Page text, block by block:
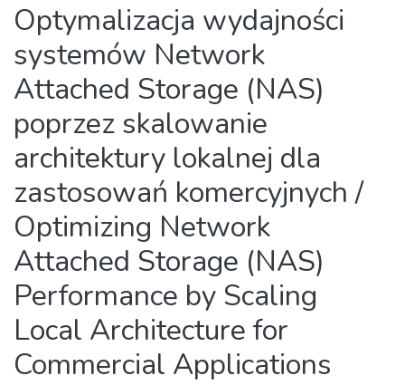
Optymalizacja wydajności
systemów Network
Attached Storage (NAS)
poprzez skalowanie
architektury lokalnej dla
zastosowań komercyjnych /
Optimizing Network
Attached Storage (NAS)
Performance by Scaling
Local Architecture for
Commercial Applications